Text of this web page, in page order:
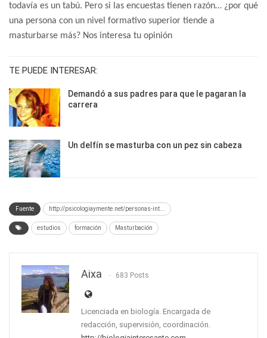
todavía es un tabú. Pero si las encuestas tienen razón… ¿por qué
una persona con un nivel formativo superior tiende a
masturbarse más? Nos interesa tu opinión
TE PUEDE INTERESAR:
Demandó a sus padres para que le pagaran la
carrera
Un delfín se masturba con un pez sin cabeza
Fuente http://psicologiaymente.net/personas-int...
estudios formación Masturbación
Aixa 683 Posts
Licenciada en biología. Encargada de
redacción, supervisión, coordinación.